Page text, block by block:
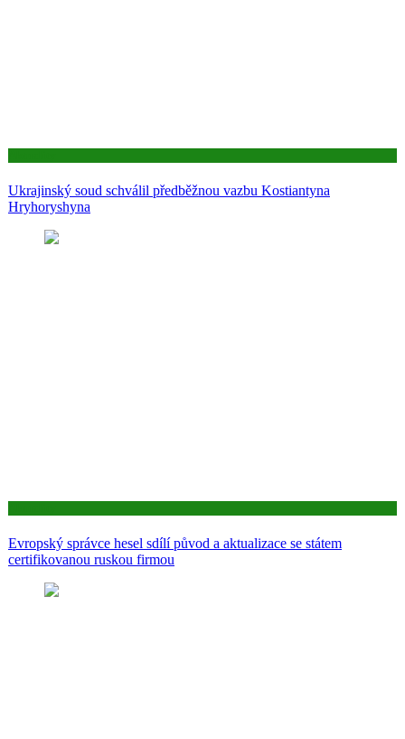
Ukrajinský soud schválil předběžnou vazbu Kostiantyna
Hryhoryshyna
Evropský správce hesel sdílí původ a aktualizace se státem
certifikovanou ruskou firmou